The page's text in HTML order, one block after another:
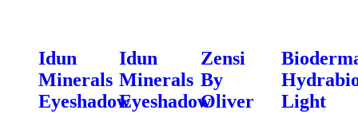
Idun
Minerals
Eyeshadow
Idun
Minerals
Eyeshadow
Zensi
By
Oliver
Light